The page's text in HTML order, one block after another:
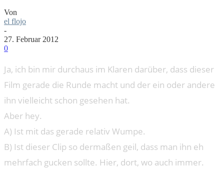
Von
el flojo
-
27. Februar 2012
0
Ja, ich bin mir durchaus im Klaren darüber, dass dieser
Film gerade die Runde macht und der ein oder andere
ihn vielleicht schon gesehen hat.
Aber hey.
A) Ist mit das gerade relativ Wumpe.
B) Ist dieser Clip so dermaßen geil, dass man ihn eh
mehrfach gucken sollte. Hier, dort, wo auch immer.